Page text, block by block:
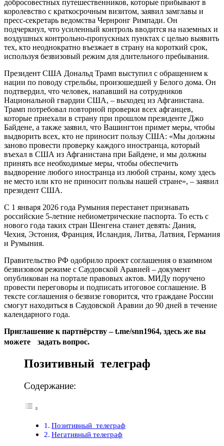
добросовестных путешественников, которые прибывают в
королевство с краткосрочным визитом, заявил замглавы и
пресс-секретарь ведомства Чернронг Римпади. Он
подчеркнул, что усиленный контроль вводится на наземных и
воздушных контрольно-пропускных пунктах с целью выявить
тех, кто неоднократно въезжает в страну на короткий срок,
используя безвизовый режим для длительного пребывания.
Президент США Дональд Трамп выступил с обращением к
нации по поводу стрельбы, произошедшей у Белого дома. Он
подтвердил, что человек, напавший на сотрудников
Национальной гвардии США, – выходец из Афганистана.
Трамп потребовал повторной проверки всех афганцев,
которые приехали в страну при прошлом президенте Джо
Байдене, а также заявил, что Вашингтон примет меры, чтобы
выдворить всех, кто не приносит пользу США: «Мы должны
заново провести проверку каждого иностранца, который
въехал в США из Афганистана при Байдене, и мы должны
принять все необходимые меры, чтобы обеспечить
выдворение любого иностранца из любой страны, кому здесь
не место или кто не приносит пользы нашей стране», – заявил
президент США.
С 1 января 2026 года Румыния перестанет признавать
российские 5‑летние небиометрические паспорта. То есть с
нового года таких стран Шенгена станет девять: Дания,
Чехия, Эстония, Франция, Исландия, Литва, Латвия, Германия
и Румыния.
Правительство РФ одобрило проект соглашения о взаимном
безвизовом режиме с Саудовской Аравией – документ
опубликован на портале правовых актов. МИДу поручено
провести переговоры и подписать итоговое соглашение. В
тексте соглашения о безвизе говорится, что граждане России
смогут находиться в Саудовской Аравии до 90 дней в течение
календарного года.
Приглашение к партнёрству – t.me/snn1964, здесь же вы
можете задать вопрос.
Позитивный телеграф
Содержание:
Позитивный телеграф
Негативный телеграф